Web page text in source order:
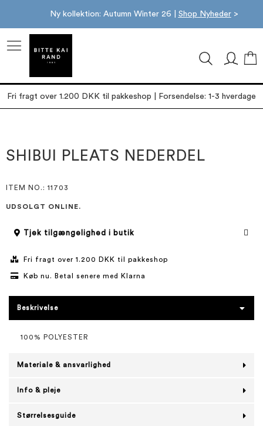
Ny kollektion: Autumn Winter 26 | Shop Nyheder>
Fri fragt over 1.200 DKK til pakkeshop | Forsendelse: 1-3 hverdage
slutningen
af
starten
af
SHIBUI PLEATS NEDERDEL
ITEM NO. : 11703
UDSOLGT ONLINE.
Tjek tilgængelighed i butik
Fri fragt over 1.200 DKK til pakkeshop
Køb nu. Betal senere med Klarna
Beskrivelse
100% POLYESTER
Materiale & ansvarlighed
Info & pleje
Størrelsesguide